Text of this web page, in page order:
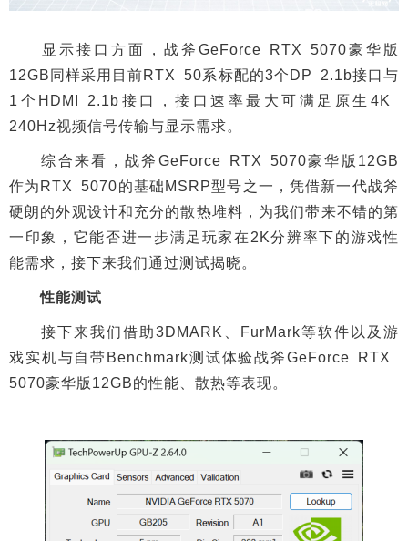
显示接口方面，战斧GeForce RTX 5070豪华版
12GB同样采用目前RTX 50系标配的3个DP 2.1b接口与
1个HDMI 2.1b接口，接口速率最大可满足原生4K
240Hz视频信号传输与显示需求。
综合来看，战斧GeForce RTX 5070豪华版12GB
作为RTX 5070的基础MSRP型号之一，凭借新一代战斧
硬朗的外观设计和充分的散热堆料，为我们带来不错的第
一印象，它能否进一步满足玩家在2K分辨率下的游戏性
能需求，接下来我们通过测试揭晓。
性能测试
接下来我们借助3DMARK、FurMark等软件以及游
戏实机与自带Benchmark测试体验战斧GeForce RTX
5070豪华版12GB的性能、散热等表现。